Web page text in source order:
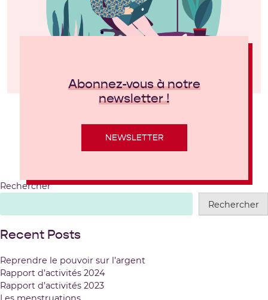
Abonnez-vous à notre
newsletter !
NEWSLETTER
Rechercher
Rechercher
Recent Posts
Reprendre le pouvoir sur l’argent
Rapport d’activités 2024
Rapport d’activités 2023